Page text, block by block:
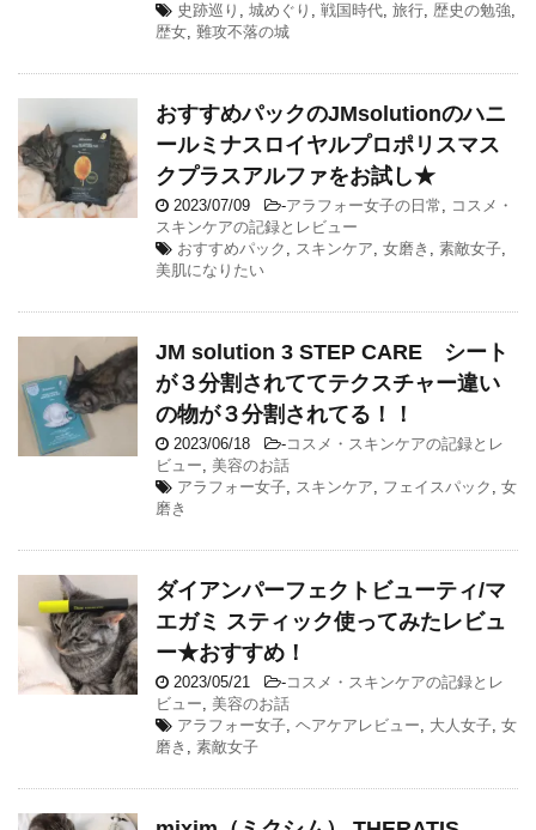
史跡巡り
城めぐり 戦国時代 旅行 歴史の勉強
歴女 難攻不落の城
おすすめパックのJMsolutionのハニ
ールミナスロイヤルプロポリスマス
クプラスアルファをお試し★
2023/07/09 -アラフォー女子の日常
コスメ・
スキンケアの記録とレビュー
おすすめパック
スキンケア 女磨き 素敵女子
美肌になりたい
JM solution 3 STEP CARE シート
が３分割されててテクスチャー違い
の物が３分割されてる！！
2023/06/18 -コスメ・スキンケアの記録とレ
ビュー
美容のお話
アラフォー女子
スキンケア フェイスパック
女
磨き
ダイアンパーフェクトビューティ/マ
エガミ スティック使ってみたレビュ
ー★おすすめ！
2023/05/21 -コスメ・スキンケアの記録とレ
ビュー
美容のお話
アラフォー女子 ヘアケアレビュー 大人女子 女
磨き
素敵女子